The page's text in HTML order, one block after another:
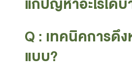
Q : เทคนิคการดึ
แบบ?